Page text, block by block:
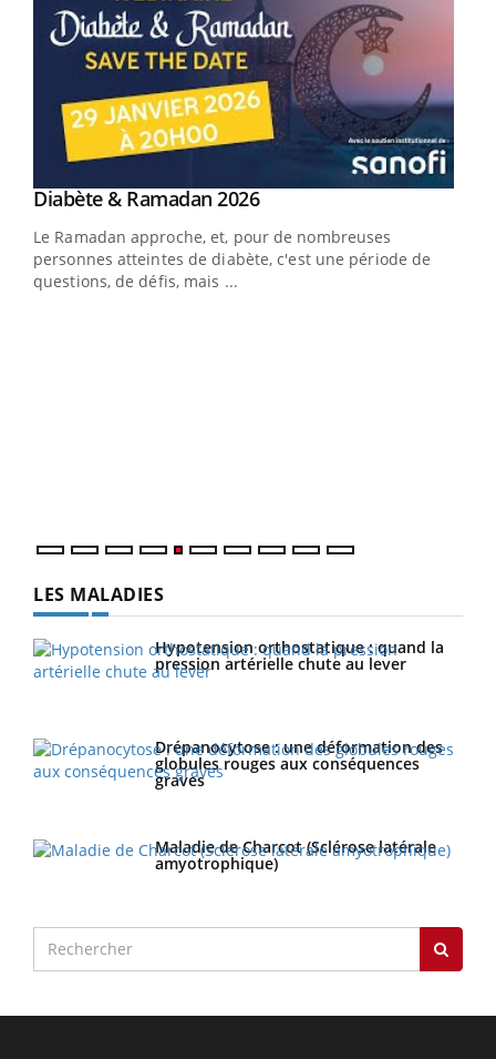
Youtube
Diabète & Ramadan 2026Youtube
Le Ramadan approche, et, pour de nombreuses
personnes atteintes de diabète, c'est une période de
questions, de défis, mais ...
LES MALADIES
Hypotension orthostatique : quand la
pression artérielle chute au lever
Drépanocytose : une déformation des
globules rouges aux conséquences
graves
Maladie de Charcot (Sclérose latérale
amyotrophique)